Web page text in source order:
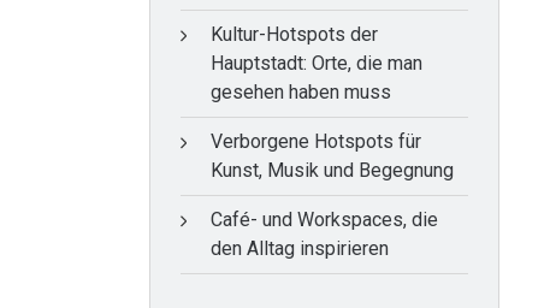
Kultur-Hotspots der
Hauptstadt: Orte, die man
gesehen haben muss
Verborgene Hotspots für
Kunst, Musik und Begegnung
Café- und Workspaces, die
den Alltag inspirieren